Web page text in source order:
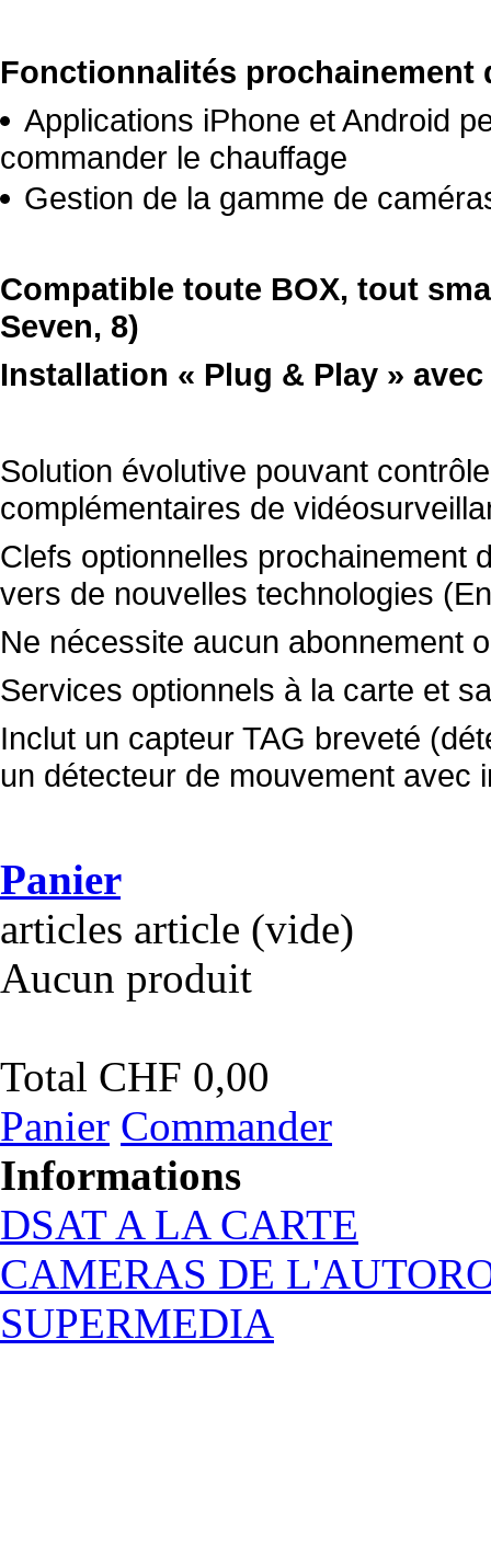
Fonctionnalités prochainement
Applications iPhone et Android
commander le chauffage
Gestion de la gamme de
Compatible toute BOX, tout
Seven, 8)
Installation « Plug & Play »
Solution évolutive pouvant
complémentaires de
Clefs optionnelles prochainement
vers de nouvelles technologies
Ne nécessite aucun abonnement
Services optionnels à la carte et
Inclut un capteur TAG breveté
un détecteur de mouvement avec
Panier
articles article (vide)
Aucun produit
Total CHF 0,00
Panier Commander
Informations
DSAT A LA CARTE
CAMERAS DE
SUPERMEDIA